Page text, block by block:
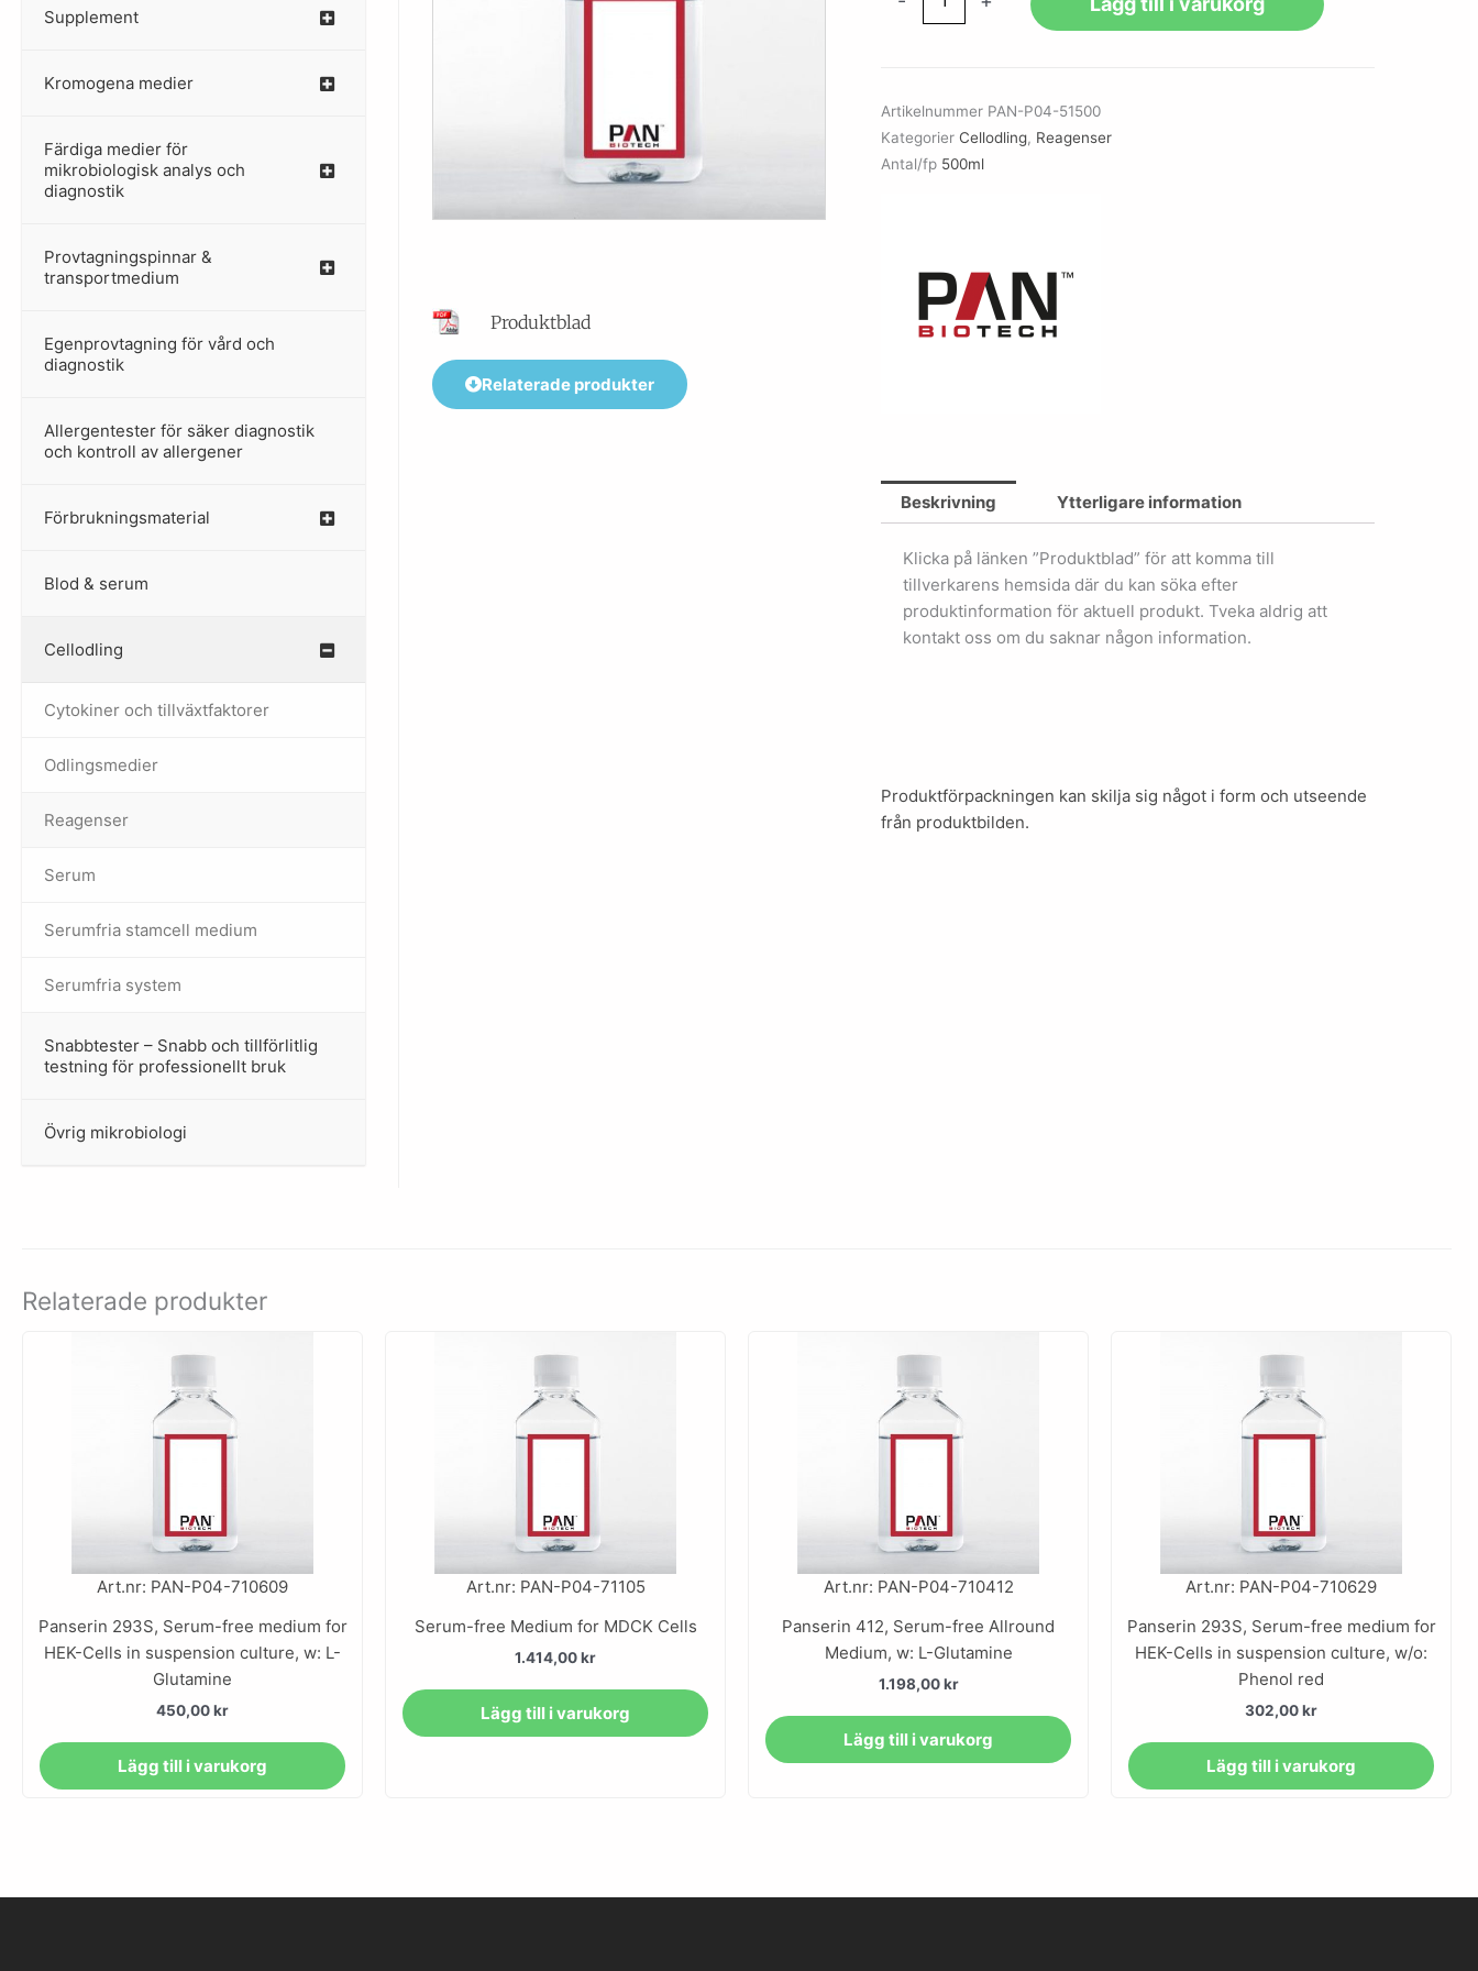
Supplement
–
Kromogena medier
–
Färdiga medier för
mikrobiologisk analys och
diagnostik
Provtagningspinnar &
transportmedium
–
Egenprovtagning för vård och
diagnostik
–
Allergentester för säker diagnostik
och kontroll av allergener
–
Förbrukningsmaterial
Blod & serum
Cellodling
–
Cytokiner och tillväxtfaktorer
Odlingsmedier
Reagenser
Serum
Serumfria stamcell medium
Serumfria system
Snabbtester – Snabb och tillförlitlig
testning för professionellt bruk
–
Övrig mikrobiologi
–
Produktblad
Relaterade produkter
Artikelnummer PAN-P04-51500
Kategorier Cellodling, Reagenser
Antal/fp 500ml
Beskrivning Ytterligare information
Klicka på länken ”Produktblad” för att komma till
tillverkarens hemsida där du kan söka efter
produktinformation för aktuell produkt. Tveka aldrig att
kontakt oss om du saknar någon information.
Produktförpackningen kan skilja sig något i form och utseende
från produktbilden.
Relaterade produkter
Art.nr: PAN-P04-710609
Panserin 293S, Serum-free medium for
HEK-Cells in suspension culture, w: L-
Glutamine
450,00kr
Lägg till i varukorg
Art.nr: PAN-P04-71105
Serum-free Medium for MDCK Cells
1.414,00kr
Lägg till i varukorg
Art.nr: PAN-P04-710412
Panserin 412, Serum-free Allround
Medium, w: L-Glutamine
1.198,00kr
Lägg till i varukorg
Art.nr: PAN-P04-710629
Panserin 293S, Serum-free medium for
HEK-Cells in suspension culture, w/o:
Phenol red
302,00kr
Lägg till i varukorg